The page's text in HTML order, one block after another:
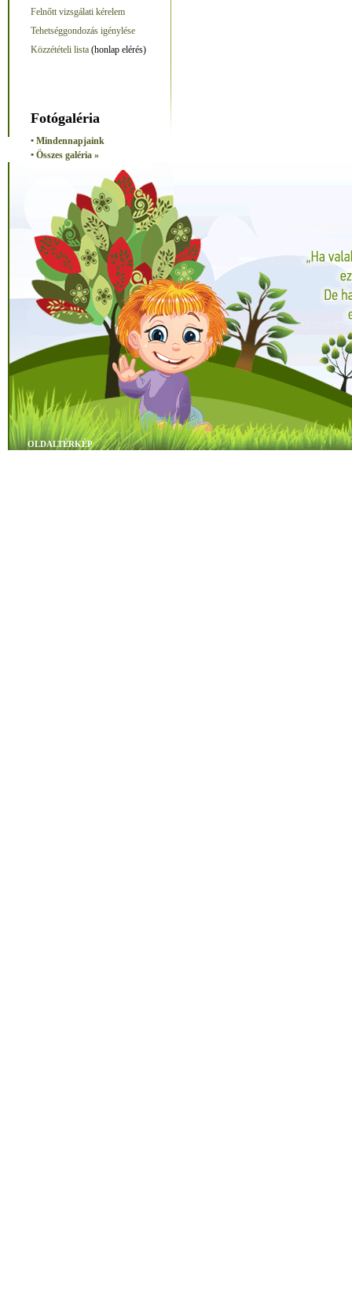
Felnőtt vizsgálati kérelem
Tehetséggondozás igénylése
Közzétételi lista (honlap elérés)
Fotógaléria
• Mindennapjaink
• Összes galéria »
OLDALTÉRKÉP